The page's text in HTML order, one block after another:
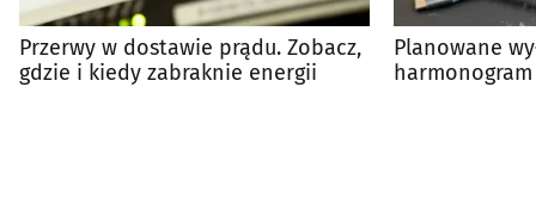
Przerwy w dostawie prądu. Zobacz,
gdzie i kiedy zabraknie energii
Planowane
harmonogram